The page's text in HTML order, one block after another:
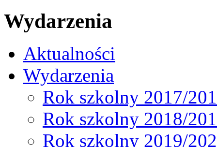
Wydarzenia
Aktualności
Wydarzenia
Rok szkolny 2017/
Rok szkolny 2018/
Rok szkolny 2019/